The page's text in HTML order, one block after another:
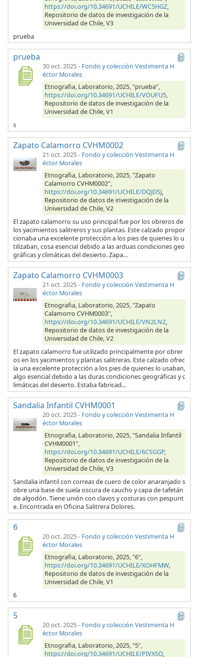
https://doi.org/10.34691/UCHILE/WC5HGZ,
Repositorio de datos de investigación de la
Universidad de Chile, V3
prueba
prueba
30 oct. 2025- Fondo y colección Vestimenta H
éctor Morales
Etnografia, Laboratorio, 2025, "prueba",
https://doi.org/10.34691/UCHILE/VOUFU5,
Repositorio de datos de investigación de la
Universidad de Chile, V1
s
Zapato Calamorro CVHM0002
21 oct. 2025- Fondo y colección Vestimenta H
éctor Morales
Etnografia, Laboratorio, 2025, "Zapato
Calamorro CVHM0002",
https://doi.org/10.34691/UCHILE/DQJDSJ,
Repositorio de datos de investigación de la
Universidad de Chile, V2
El zapato calamorro su uso principal fue por los obreros de
los yacimientos salitreros y sus plantas. Este calzado propor
cionaba una excelente protección a los pies de quienes lo u
tilizaban, cosa esencial debido a las arduas condiciones geo
gráficas y climáticas del desierto. Zapa...
Zapato Calamorro CVHM0003
21 oct. 2025- Fondo y colección Vestimenta H
éctor Morales
Etnografia, Laboratorio, 2025, "Zapato
Calamorro CVHM0003",
https://doi.org/10.34691/UCHILE/VN2LN2,
Repositorio de datos de investigación de la
Universidad de Chile, V2
El zapato calamorro fue utilizado principalmente por obrer
os en los yacimientos y plantas salitreras. Este calzado ofrec
ía una excelente protección a los pies de quienes lo usaban,
algo esencial debido a las duras condiciones geográficas y c
limáticas del desierto. Estaba fabricad...
Sandalia Infantil CVHM0001
20 oct. 2025- Fondo y colección Vestimenta H
éctor Morales
Etnografia, Laboratorio, 2025, "Sandalia Infantil
CVHM0001",
https://doi.org/10.34691/UCHILE/6CSGGP,
Repositorio de datos de investigación de la
Universidad de Chile, V3
Sandalia infantil con correas de cuero de color anaranjado s
obre una base de suela oscura de caucho y capa de tafetán
de algodón. Tiene unión con clavos y costuras con pespunt
e. Encontrada en Oficina Salitrera Dolores.
6
20 oct. 2025- Fondo y colección Vestimenta H
éctor Morales
Etnografia, Laboratorio, 2025, "6",
https://doi.org/10.34691/UCHILE/XOHFMW,
Repositorio de datos de investigación de la
Universidad de Chile, V1
6
5
20 oct. 2025- Fondo y colección Vestimenta H
éctor Morales
Etnografia, Laboratorio, 2025, "5",
https://doi.org/10.34691/UCHILE/PIVXSO,